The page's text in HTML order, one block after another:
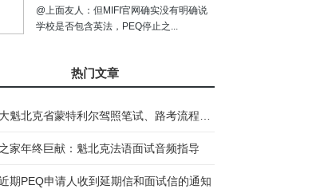
@上面友人：但MIFI官网确实没有明确说
学校是否包含英法，PEQ停止之...
热门文章
家年终巨献：魁北克法语面试音频指导
期PEQ申请人收到延期信和面试信的通知